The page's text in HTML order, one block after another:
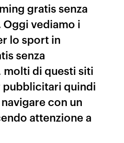
gratis senza
vediamo i
lo sport in
senza
molti di questi siti
pubblicitari quindi
con un
attenzione a